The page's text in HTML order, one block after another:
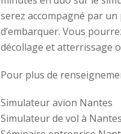
serez accompagné par
d’embarquer. Vous
décollage et atterrissage
Pour plus de
Simulateur avion Nantes
Simulateur de vol à Nantes